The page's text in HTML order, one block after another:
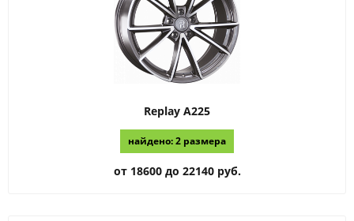
Replay A225
найдено: 2 размера
от 18600 до 22140 руб.